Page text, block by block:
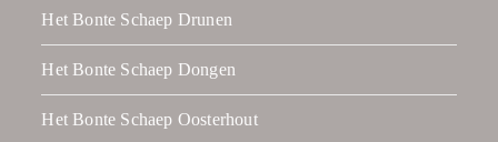
Het Bonte Schaep Drunen
Het Bonte Schaep Dongen
Het Bonte Schaep Oosterhout